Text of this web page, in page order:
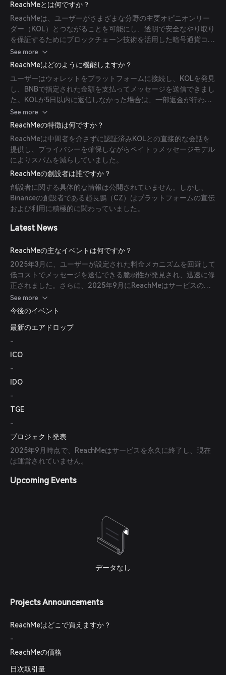
ReachMeとは何ですか？
ReachMeは、ユーザーがさまざまな分野の主要オピニオンリー
ダー（KOL）とつながることを可能にし、透明で安全なやり取り
を保証するためにブロックチェーン技術を活用した暗号通貨コミ
ュニティのディスカッションプラットフォームでした。
See more
ReachMeはどのように機能しますか？
ユーザーはウォレットをプラットフォームに接続し、KOLを発見
し、BNBで指定された金額を支払ってメッセージを送信できまし
た。KOLが5日以内に返信しなかった場合は、一部返金が行われ
ました。プラットフォームはすべての取引に対して10%の手数料
を課していました。
See more
ReachMeの特徴は何ですか？
ReachMeは中間者を介さずに認証済みKOLとの直接的な会話を
提供し、プライバシーを確保しながらペイトゥメッセージモデル
によりスパムを減らしていました。
ReachMeの創設者は誰ですか？
創設者に関する具体的な情報は公開されていません。しかし、
Binanceの創設者である趙長鵬（CZ）はプラットフォームの宣伝
および利用に積極的に関わっていました。
Latest News
ReachMeの主なイベントは何ですか？
2025年3月に、ユーザーが設定された料金メカニズムを回避して
低コストでメッセージを送信できる脆弱性が発見され、迅速に修
正されました。さらに、2025年9月にReachMeはサービスの終
了を発表しました。
See more
今後のイベント
最新のエアドロップ
-
ICO
-
IDO
-
TGE
-
プロジェクト発表
2025年9月時点で、ReachMeはサービスを永久に終了し、現在
は運営されていません。
Upcoming Events
データなし
Projects Announcements
ReachMeはどこで買えますか？
-
ReachMeの価格
日次取引量